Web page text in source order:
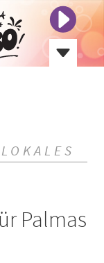
Palmas